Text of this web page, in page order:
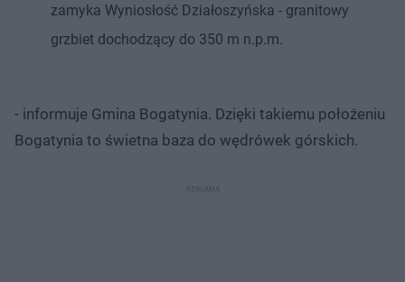
zamyka Wyniosłość Działoszyńska - granitowy
grzbiet dochodzący do 350 m n.p.m.
- informuje Gmina Bogatynia. Dzięki takiemu położeniu
Bogatynia to świetna baza do wędrówek górskich.